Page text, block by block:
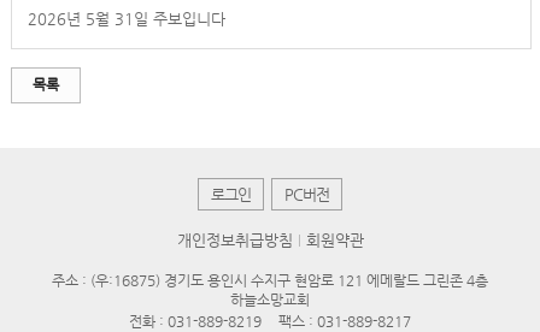
2026년 5월 31일 주보입니다
목록
로그인 PC버전
개인정보취급방침 회원약관
주소 : (우:16875) 경기도 용인시 수지구 현암로 121 에메랄드 그린존 4층
하늘소망교회
전화 : 031-889-8219
팩스 : 031-889-8217